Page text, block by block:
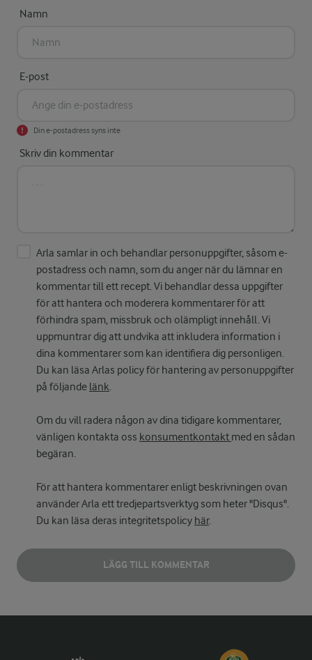
Namn
E-post
Din e-postadress syns inte
Skriv din kommentar
Arla samlar in och behandlar personuppgifter, såsom e-
postadress och namn, som du anger när du lämnar en
kommentar till ett recept. Vi behandlar dessa uppgifter
för att hantera och moderera kommentarer för att
förhindra spam, missbruk och olämpligt innehåll. Vi
uppmuntrar dig att undvika att inkludera information i
dina kommentarer som kan identifiera dig personligen.
Du kan läsa Arlas policy för hantering av personuppgifter
på följande länk.
Om du vill radera någon av dina tidigare kommentarer,
vänligen kontakta oss konsumentkontakt med en sådan
begäran.
För att hantera kommentarer enligt beskrivningen ovan
använder Arla ett tredjepartsverktyg som heter "Disqus".
Du kan läsa deras integritetspolicy här.
LÄGG TILL KOMMENTAR